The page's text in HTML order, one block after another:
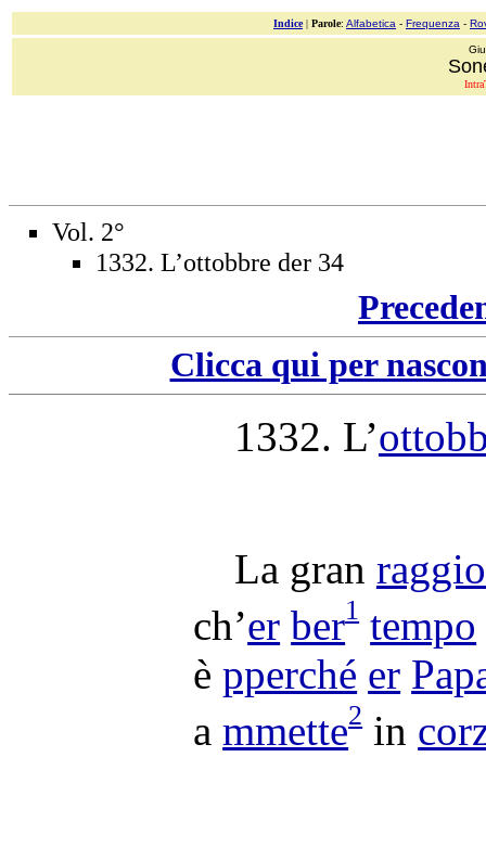
Indice| Parole: Alfabetica - Frequenza -
Vol. 2°
1332. L’ottobbre der 34
Clicca qui per
1332. L’
La gran
ch’er ber1 tempo
èpperché er
ammette2in